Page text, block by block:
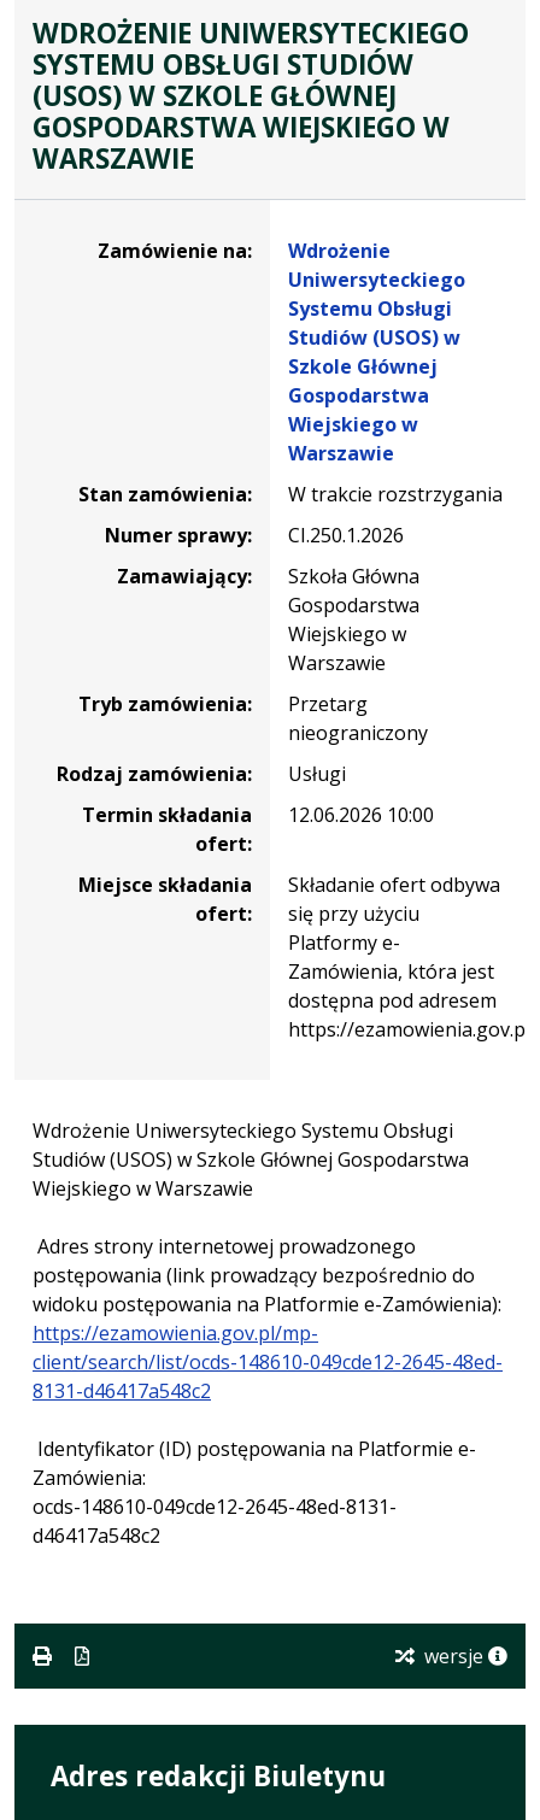
WDROŻENIE UNIWERSYTECKIEGO
SYSTEMU OBSŁUGI STUDIÓW
(USOS) W SZKOLE GŁÓWNEJ
GOSPODARSTWA WIEJSKIEGO W
WARSZAWIE
zamówieniaZamówienie na:
Wdrożenie
Uniwersyteckiego
Systemu Obsługi
Studiów (USOS) w
Szkole Głównej
Gospodarstwa
Wiejskiego w
Warszawie
Stan zamówienia:
W trakcie rozstrzygania
Numer sprawy:
CI.250.1.2026
Zamawiający:
Szkoła Główna
Gospodarstwa
Wiejskiego w
Warszawie
Tryb zamówienia:
Przetarg
nieograniczony
Rodzaj zamówienia:
Usługi
Termin składania
ofert:
12.06.2026 10:00
Miejsce składania
ofert:
Składanie ofert odbywa
się przy użyciu
Platformy e-
Zamówienia, która jest
dostępna pod adresem
https://ezamowienia.gov.pl
Wdrożenie Uniwersyteckiego Systemu Obsługi
Studiów (USOS) w Szkole Głównej Gospodarstwa
Wiejskiego w Warszawie
Adres strony internetowej prowadzonego
postępowania (link prowadzący bezpośrednio do
widoku postępowania na Platformie e-Zamówienia):
https://ezamowienia.gov.pl/mp-
client/search/list/ocds-148610-049cde12-2645-48ed-
8131-d46417a548c2
Identyfikator (ID) postępowania na Platformie e-
Zamówienia:
ocds-148610-049cde12-2645-48ed-8131-
d46417a548c2
wersje
Adres redakcji Biuletynu